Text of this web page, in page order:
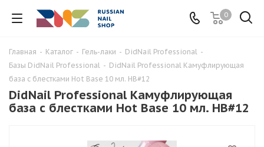
0
Главная - Каталог - Гель-лаки - DidNail Professional -
Базы DidNail Professional - DidNail Professional Камуфлирующая
база с блестками Hot Base 10 мл. HB#12
DidNail Professional Камуфлирующая
база с блестками Hot Base 10 мл. HB#12